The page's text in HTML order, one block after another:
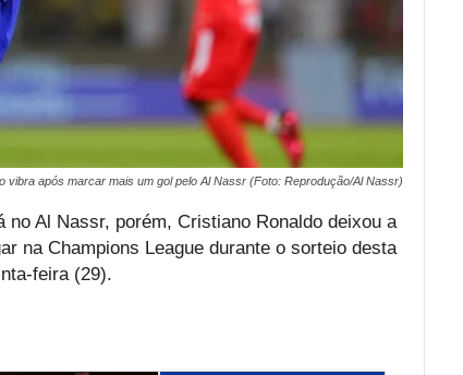
vibra após marcar mais um gol pelo Al Nassr (Foto: Reprodução/Al Nassr)
Al Nassr, porém, Cristiano Ronaldo deixou a
na Champions League durante o sorteio desta
feira (29).